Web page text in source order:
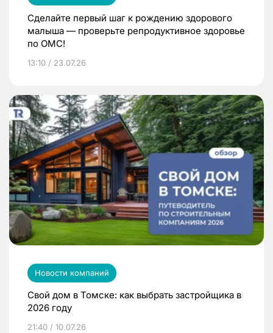
Сделайте первый шаг к рождению здорового
малыша — проверьте репродуктивное здоровье
по ОМС!
13:10 / 23.07.26
Новости компаний
Свой дом в Томске: как выбрать застройщика в
2026 году
21:40 / 10.07.26